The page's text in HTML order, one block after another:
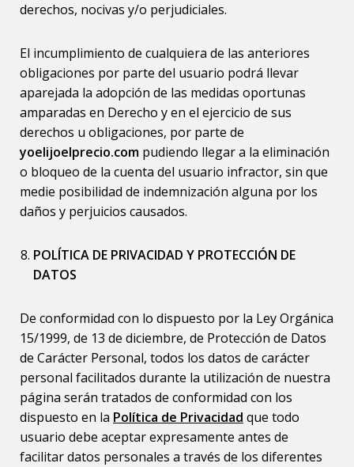
derechos, nocivas y/o perjudiciales.
El incumplimiento de cualquiera de las anteriores
obligaciones por parte del usuario podrá llevar
aparejada la adopción de las medidas oportunas
amparadas en Derecho y en el ejercicio de sus
derechos u obligaciones, por parte de
yoelijoelprecio.com pudiendo llegar a la eliminación
o bloqueo de la cuenta del usuario infractor, sin que
medie posibilidad de indemnización alguna por los
daños y perjuicios causados.
POLÍTICA DE PRIVACIDAD Y PROTECCIÓN DE
DATOS
De conformidad con lo dispuesto por la Ley Orgánica
15/1999, de 13 de diciembre, de Protección de Datos
de Carácter Personal, todos los datos de carácter
personal facilitados durante la utilización de nuestra
página serán tratados de conformidad con los
dispuesto en la Política de Privacidad que todo
usuario debe aceptar expresamente antes de
facilitar datos personales a través de los diferentes